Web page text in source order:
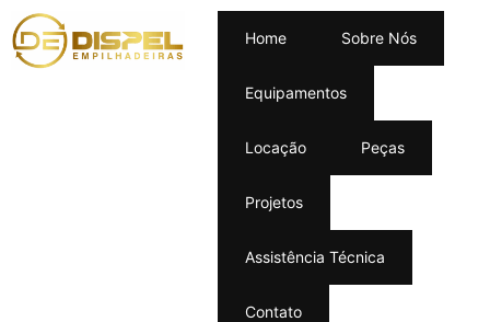
Home Sobre Nós
Equipamentos
Locação Peças
Projetos
Assistência Técnica
Contato